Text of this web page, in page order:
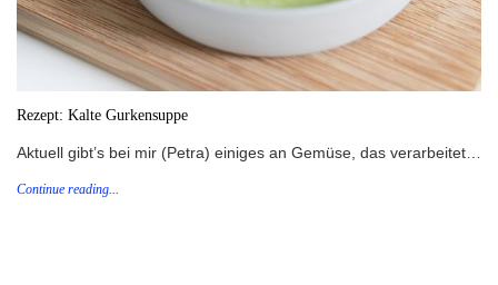
Rezept: Kalte Gurkensuppe
Aktuell gibt’s bei mir (Petra) einiges an Gemüse, das verarbeitet…
Continue reading...